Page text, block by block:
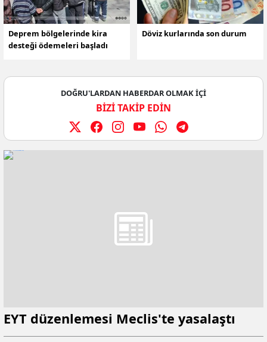
Deprem bölgelerinde kira
desteği ödemeleri başladı
Döviz kurlarında son durum
DOĞRU'LARDAN HABERDAR OLMAK İÇİ
BİZİ TAKİP EDİN
EYT düzenlemesi Meclis'te yasalaştı